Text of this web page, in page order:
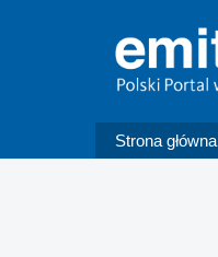
Strona główna